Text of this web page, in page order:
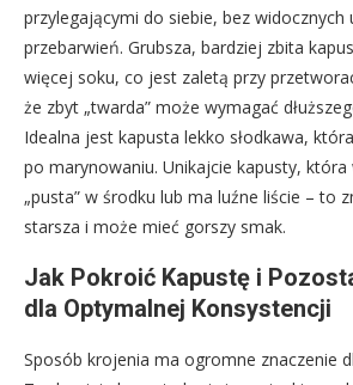
przylegającymi do siebie, bez widocznych
przebarwień. Grubsza, bardziej zbita
więcej soku, co jest zaletą przy
że zbyt „twarda” może wymagać
Idealna jest kapusta lekko słodkawa,
po marynowaniu. Unikajcie kapusty, która
„pusta” w środku lub ma luźne liście – to
starsza i może mieć gorszy smak.
Jak Pokroić Kapustę i
dla Optymalnej Konsystencji
Sposób krojenia ma ogromne znaczenie